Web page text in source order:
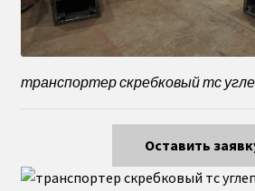
транспортер скребковый тс
Оставить